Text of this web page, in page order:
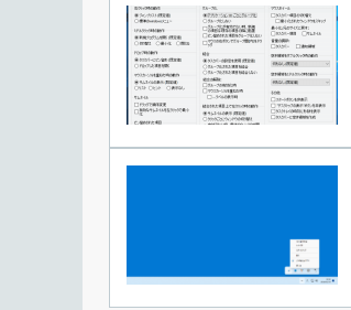
基本的な使い方